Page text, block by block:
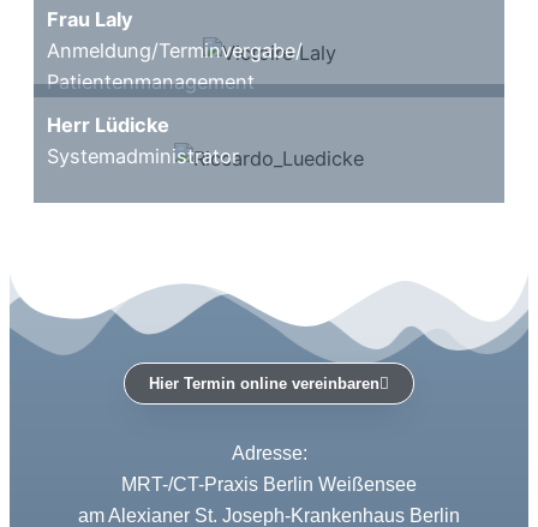
Frau Laly
Anmeldung/Terminvergabe/
Patientenmanagement
Herr Lüdicke
Systemadministrator
Hier Termin online vereinbaren
Adresse:
MRT-/CT-Praxis Berlin Weißensee
am Alexianer St. Joseph-Krankenhaus Berlin